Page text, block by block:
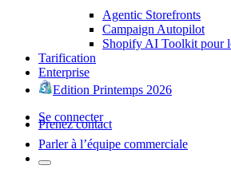
Agentic Storefronts
Campaign Autopilot
Shopify AI Toolkit pour
Tarification
Enterprise
Edition Printemps 2026
Se connecter
Prenez contact
Parler à l’équipe commerciale